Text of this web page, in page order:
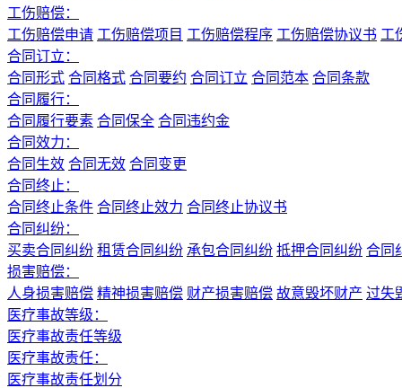
工伤赔偿：
工伤赔偿申请 工伤赔偿项目 工伤赔偿程序 工伤赔偿协议书 工
合同订立：
合同形式 合同格式 合同要约 合同订立 合同范本 合同条款
合同履行：
合同履行要素 合同保全 合同违约金
合同效力：
合同生效 合同无效 合同变更
合同终止：
合同终止条件 合同终止效力 合同终止协议书
合同纠纷：
买卖合同纠纷 租赁合同纠纷 承包合同纠纷 抵押合同纠纷 合同
损害赔偿：
人身损害赔偿 精神损害赔偿 财产损害赔偿 故意毁坏财产 过失
医疗事故等级：
医疗事故责任等级
医疗事故责任：
医疗事故责任划分